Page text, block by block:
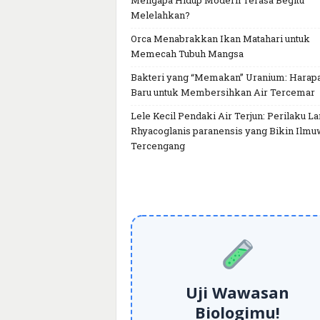
Melelahkan?
Orca Menabrakkan Ikan Matahari untuk
Memecah Tubuh Mangsa
Bakteri yang “Memakan” Uranium:
Baru untuk Membersihkan Air Tercemar
Lele Kecil Pendaki Air Terjun: Perilaku
Rhyacoglanis paranensis yang Bikin
Tercengang
Uji Wawasan
Biologimu!